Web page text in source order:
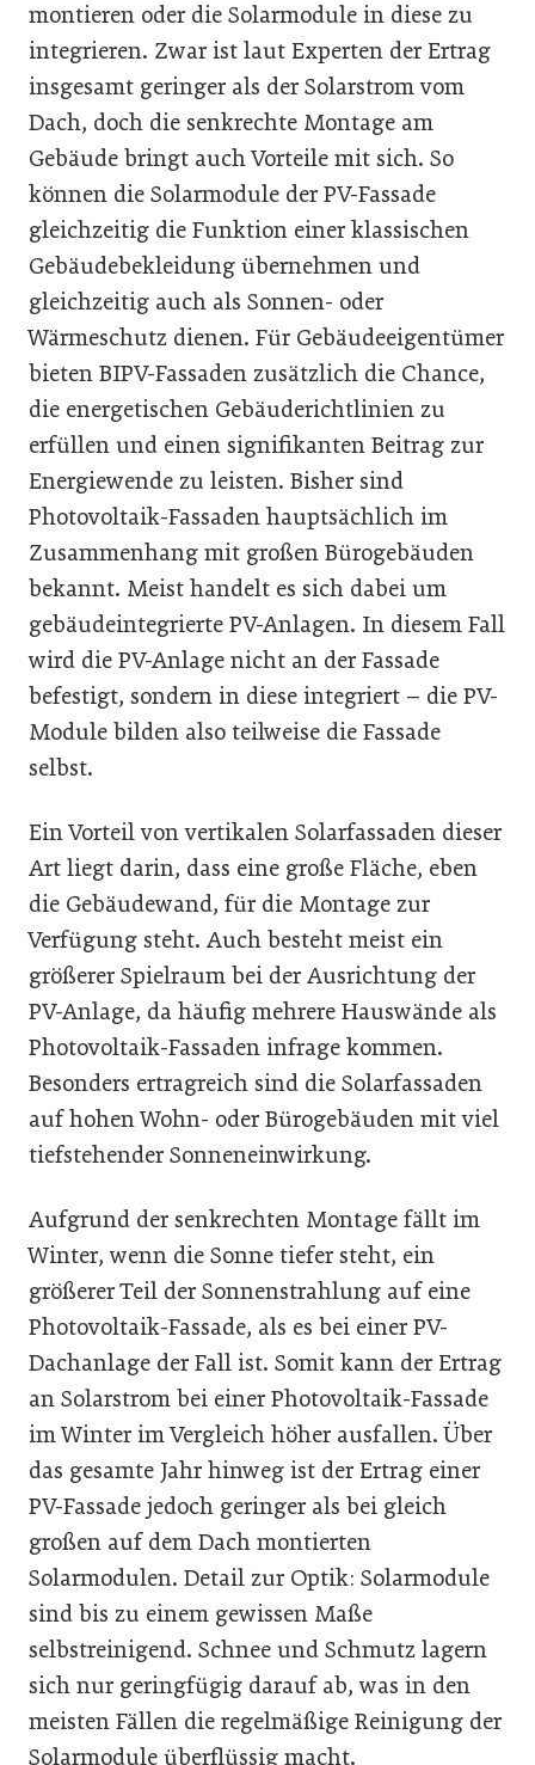
montieren oder die Solarmodule in diese zu
integrieren. Zwar ist laut Experten der Ertrag
insgesamt geringer als der Solarstrom vom
Dach, doch die senkrechte Montage am
Gebäude bringt auch Vorteile mit sich. So
können die Solarmodule der PV-Fassade
gleichzeitig die Funktion einer klassischen
Gebäudebekleidung übernehmen und
gleichzeitig auch als Sonnen- oder
Wärmeschutz dienen. Für Gebäudeeigentümer
bieten BIPV-Fassaden zusätzlich die Chance,
die energetischen Gebäuderichtlinien zu
erfüllen und einen signifikanten Beitrag zur
Energiewende zu leisten. Bisher sind
Photovoltaik-Fassaden hauptsächlich im
Zusammenhang mit großen Bürogebäuden
bekannt. Meist handelt es sich dabei um
gebäudeintegrierte PV-Anlagen. In diesem Fall
wird die PV-Anlage nicht an der Fassade
befestigt, sondern in diese integriert – die PV-
Module bilden also teilweise die Fassade
selbst.
Ein Vorteil von vertikalen Solarfassaden dieser
Art liegt darin, dass eine große Fläche, eben
die Gebäudewand, für die Montage zur
Verfügung steht. Auch besteht meist ein
größerer Spielraum bei der Ausrichtung der
PV-Anlage, da häufig mehrere Hauswände als
Photovoltaik-Fassaden infrage kommen.
Besonders ertragreich sind die Solarfassaden
auf hohen Wohn- oder Bürogebäuden mit viel
tiefstehender Sonneneinwirkung.
Aufgrund der senkrechten Montage fällt im
Winter, wenn die Sonne tiefer steht, ein
größerer Teil der Sonnenstrahlung auf eine
Photovoltaik-Fassade, als es bei einer PV-
Dachanlage der Fall ist. Somit kann der Ertrag
an Solarstrom bei einer Photovoltaik-Fassade
im Winter im Vergleich höher ausfallen. Über
das gesamte Jahr hinweg ist der Ertrag einer
PV-Fassade jedoch geringer als bei gleich
großen auf dem Dach montierten
Solarmodulen. Detail zur Optik: Solarmodule
sind bis zu einem gewissen Maße
selbstreinigend. Schnee und Schmutz lagern
sich nur geringfügig darauf ab, was in den
meisten Fällen die regelmäßige Reinigung der
Solarmodule überflüssig macht.